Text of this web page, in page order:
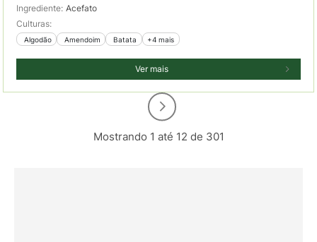
Ingrediente: Acefato
Culturas:
Algodão Amendoim Batata +4 mais
Ver mais
Mostrando 1 até 12 de 301